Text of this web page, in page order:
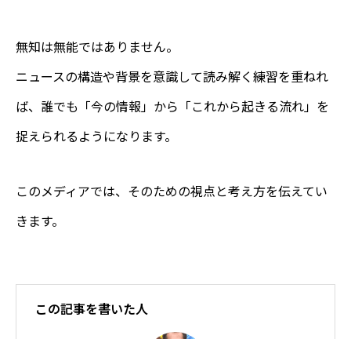
無知は無能ではありません。
ニュースの構造や背景を意識して読み解く練習を重ねれ
ば、誰でも「今の情報」から「これから起きる流れ」を
捉えられるようになります。
このメディアでは、そのための視点と考え方を伝えてい
きます。
この記事を書いた人